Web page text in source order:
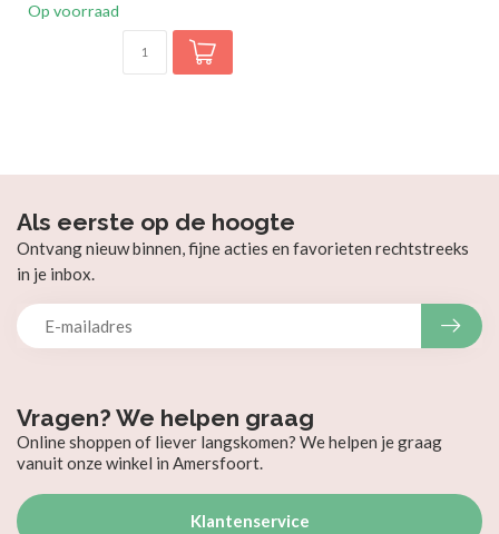
Op voorraad
Vragen? We helpen graag
Online shoppen of liever langskomen? We helpen je graag
vanuit onze winkel in Amersfoort.
Klantenservice
Als eerste op de hoogte
Ontvang nieuw binnen, fijne acties en favorieten rechtstreeks
in je inbox.